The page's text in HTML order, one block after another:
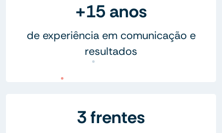
+15 anos
de experiência em comunicação e
resultados
3 frentes